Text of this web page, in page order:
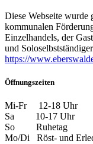
Diese Webseite
kommunalen
Einzelhandels, der
und
https://
Öffnungszeiten
Mi-Fr 12-18 Uhr
Sa 10-17 Uhr
So Ruhetag
Mo/Di Röst- und